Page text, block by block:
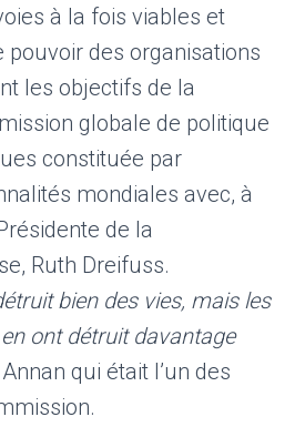
à la fois viables et
pouvoir des organisations
les objectifs de la
globale de politique
constituée par
mondiales avec, à
de la
Ruth Dreifuss.
bien des vies, mais les
ont détruit davantage
qui était l’un des